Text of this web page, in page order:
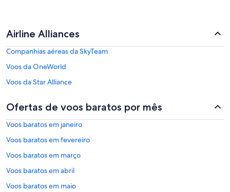
Airline Alliances
Companhias aéreas da SkyTeam
Voos da OneWorld
Voos da Star Alliance
Ofertas de voos baratos por mês
Voos baratos em janeiro
Voos baratos em fevereiro
Voos baratos em março
Voos baratos em abril
Voos baratos em maio